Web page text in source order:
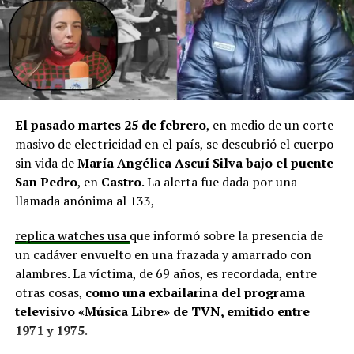
infraestructura del Club Deportivo Bernardo O’Higgins
y el cierre perimetral del Club Deportivo Aucar, obras
fundamentales para el desarrollo comunitario.
El alcalde de Quemchi, Javier Ugarte, expresó una
situación similar, señalando que en su comuna tienen
proyectos elegibles tanto en PMU como en PMB, pero
que hasta la fecha no han recibido respuesta clara sobre
si se entregarán los recursos.“Preocupa esta situación,
estos son proyectos que vienen trabajándose desde
hace tiempo y que hoy están en riesgo por la falta de
En la comuna deCuraco de Vélez, la alcaldesa Javiera
Yáñezindicó que históricamente la Subdere ha apoyado
a los municipios en diversos proyectos y que confía en
que durante el año se asignen nuevos recursos, aunque
reconoció una disminución evidente en comparación
El pasado martes 25 de febrero, en medio de un corte
masivo de electricidad en el país, se descubrió el cuerpo
sin vida deMaría Angélica Ascuí Silvabajo el puente
San Pedro, en Castro. La alerta fue dada por una
llamada anónima al 133,
replica watches usa que informó sobre la presencia de
un cadáver envuelto en una frazada y amarrado con
alambres. La víctima, de 69 años, es recordada, entre
otras cosas, como una exbailarina del programa
televisivo «Música Libre» de TVN, emitido entre
1971 y 1975.